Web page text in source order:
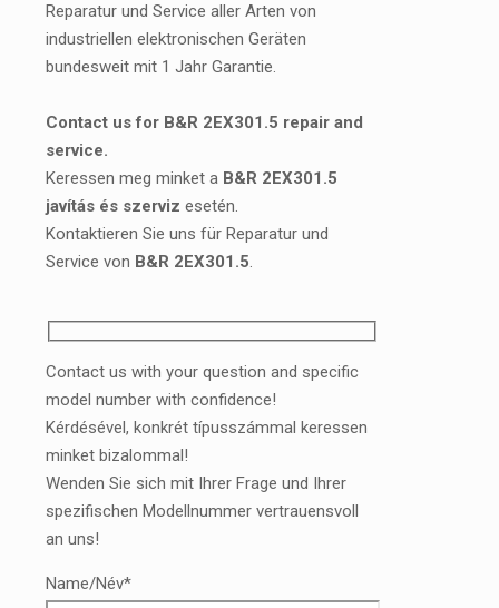
Reparatur und Service aller Arten von
industriellen elektronischen Geräten
bundesweit mit 1 Jahr Garantie.
Contact us for B&R 2EX301.5 repair and
service.
Keressen meg minket a B&R 2EX301.5
javítás és szerviz esetén.
Kontaktieren Sie uns für Reparatur und
Service von B&R 2EX301.5.
Contact us with your question and specific
model number with confidence!
Kérdésével, konkrét típusszámmal keressen
minket bizalommal!
Wenden Sie sich mit Ihrer Frage und Ihrer
spezifischen Modellnummer vertrauensvoll
an uns!
Name/Név*